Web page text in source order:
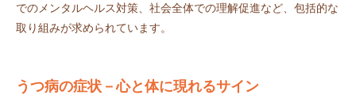
でのメンタルヘルス対策、社会全体での理解促進など、包括的な
取り組みが求められています。
うつ病の症状－心と体に現れるサイン